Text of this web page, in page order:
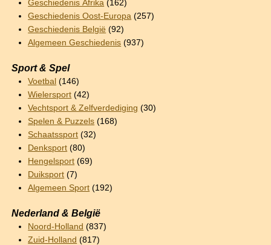
Geschiedenis Afrika (162)
Geschiedenis Oost-Europa (257)
Geschiedenis België (92)
Algemeen Geschiedenis (937)
Sport & Spel
Voetbal (146)
Wielersport (42)
Vechtsport & Zelfverdediging (30)
Spelen & Puzzels (168)
Schaatssport (32)
Denksport (80)
Hengelsport (69)
Duiksport (7)
Algemeen Sport (192)
Nederland & België
Noord-Holland (837)
Zuid-Holland (817)